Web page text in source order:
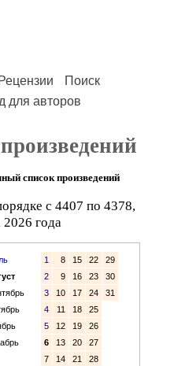
Рецензии
Поиск
для авторов
список произведений
с 4407 по 4378,
2026 года
1 8 15 22
29
2
9 16 23
30
3
10 17 24
31
4
11 18
25
5
12 19
26
6
13 20
27
7
14 21 28